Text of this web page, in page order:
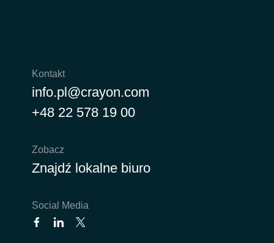
Kontakt
info.pl@crayon.com
+48 22 578 19 00
Zobacz
Znajdź lokalne biuro
Social Media